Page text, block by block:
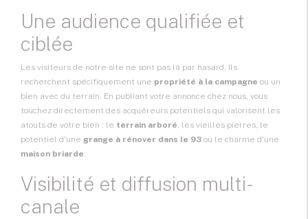
Une audience qualifiée et
ciblée
Les visiteurs de notre site ne sont pas là par hasard. Ils
recherchent spécifiquement une propriété à la campagne ou un
bien avec du terrain. En publiant votre annonce chez nous, vous
touchez directement des acquéreurs potentiels qui valorisent les
atouts de votre bien : le terrain arboré, les vieilles pierres, le
potentiel d'une grange à rénover dans le 93 ou le charme d'une
maison briarde.
Visibilité et diffusion multi-
canale